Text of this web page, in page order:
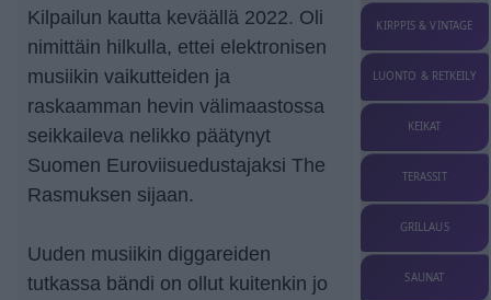
Kilpailun kautta keväällä 2022. Oli
nimittäin hilkulla, ettei elektronisen
musiikin vaikutteiden ja
raskaamman hevin välimaastossa
seikkaileva nelikko päätynyt
Suomen Euroviisuedustajaksi The
Rasmuksen sijaan.
Uuden musiikin diggareiden
tutkassa bändi on ollut kuitenkin jo
KIRPPIS & VINTAGE
LUONTO & RETKEILY
KEIKAT
TERASSIT
GRILLAUS
SAUNAT